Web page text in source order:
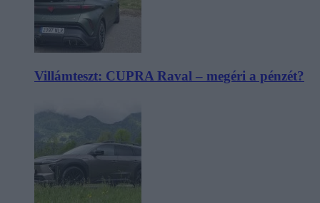
Villámteszt: CUPRA Raval – megéri a pénzét?